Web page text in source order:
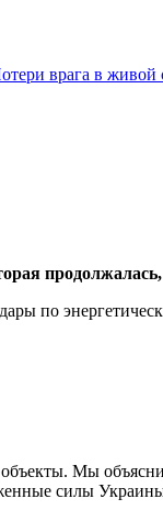
врага в живой
по
Мы
силы